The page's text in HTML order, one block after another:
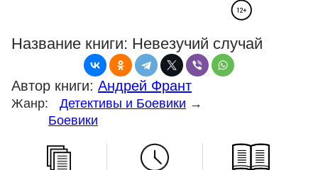
Название книги: Невезучий случай
Автор книги: Андрей Франт
Жанр: Детективы и Боевики →
Боевики